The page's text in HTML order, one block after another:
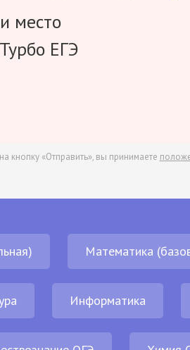
место
ЕГЭ
кнопку «Отправить», вы принимаете
Математика
Информатика